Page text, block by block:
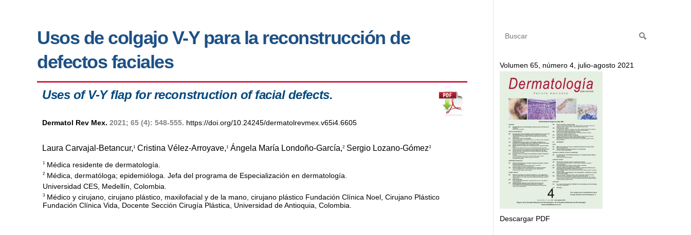
Usos de colgajo V-Y para la reconstrucción de
defectos faciales
Uses of V-Y flap for reconstruction of facial defects.
Dermatol Rev Mex. 2021; 65 (4): 548-555. https://doi.org/10.24245/dermatolrevmex.v65i4.6605
Laura Carvajal-Betancur,1 Cristina Vélez-Arroyave,1 Ángela María Londoño-García,2 Sergio Lozano-Gómez3
1 Médica residente de dermatología.
2 Médica, dermatóloga; epidemióloga. Jefa del programa de Especialización en dermatología.
Universidad CES, Medellín, Colombia.
3 Médico y cirujano, cirujano plástico, maxilofacial y de la mano, cirujano plástico Fundación Clínica Noel, Cirujano Plástico
Fundación Clínica Vida, Docente Sección Cirugía Plástica, Universidad de Antioquia, Colombia.
Volumen 65, número 4, julio-agosto 2021
Descargar PDF